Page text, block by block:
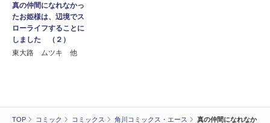
TOP コミック コミックス 角川コミックス・エース 真の仲間になれなか
真の仲間になれなかっ
たお姫様は、辺境でス
ローライフすることに
しました （２）
東大路 ムツキ 他